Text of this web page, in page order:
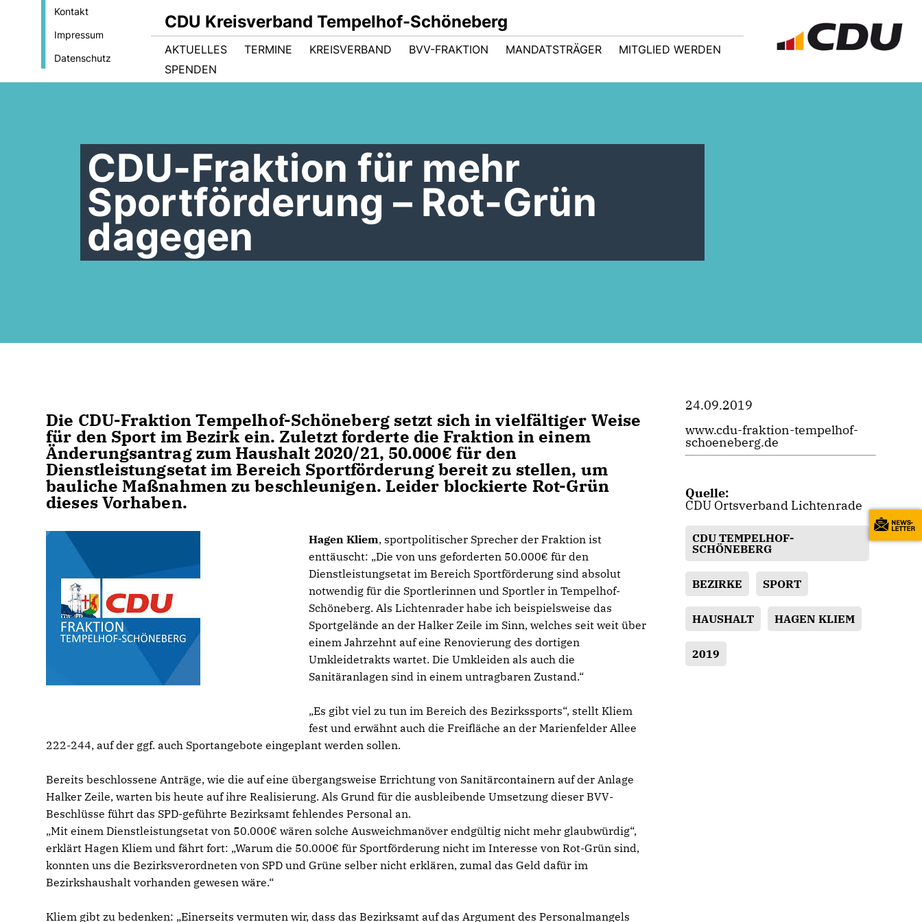
Kontakt
Impressum
Datenschutz
CDU Kreisverband Tempelhof-Schöneberg
AKTUELLES TERMINE KREISVERBAND BVV-FRAKTION MANDATSTRÄGER
MITGLIED WERDEN
SPENDEN
CDU-Fraktion für mehr
Sportförderung – Rot-Grün
dagegen
Die CDU-Fraktion Tempelhof-Schöneberg setzt sich in vielfältiger Weise
für den Sport im Bezirk ein. Zuletzt forderte die Fraktion in einem
Änderungsantrag zum Haushalt 2020/21, 50.000€ für den
Dienstleistungsetat im Bereich Sportförderung bereit zu stellen, um
bauliche Maßnahmen zu beschleunigen. Leider blockierte Rot-Grün
dieses Vorhaben.
Hagen Kliem, sportpolitischer Sprecher der Fraktion ist
enttäuscht: „Die von uns geforderten 50.000€ für den
Dienstleistungsetat im Bereich Sportförderung sind absolut
notwendig für die Sportlerinnen und Sportler in Tempelhof-
Schöneberg. Als Lichtenrader habe ich beispielsweise das
Sportgelände an der Halker Zeile im Sinn, welches seit weit über
einem Jahrzehnt auf eine Renovierung des dortigen
Umkleidetrakts wartet. Die Umkleiden als auch die
Sanitäranlagen sind in einem untragbaren Zustand.“
Es gibt viel zu tun im Bereich des Bezirkssports“, stellt Kliem
fest und erwähnt auch die Freifläche an der Marienfelder Allee
222-244, auf der ggf. auch Sportangebote eingeplant werden sollen.
Bereits beschlossene Anträge, wie die auf eine übergangsweise Errichtung von Sanitärcontainern auf der Anlage
Halker Zeile, warten bis heute auf ihre Realisierung. Als Grund für die ausbleibende Umsetzung dieser BVV-
Beschlüsse führt das SPD-geführte Bezirksamt fehlendes Personal an.
Mit einem Dienstleistungsetat von 50.000€ wären solche Ausweichmanöver endgültig nicht mehr glaubwürdig“,
erklärt Hagen Kliem und fährt fort: „Warum die 50.000€ für Sportförderung nicht im Interesse von Rot-Grün sind,
konnten uns die Bezirksverordneten von SPD und Grüne selber nicht erklären, zumal das Geld dafür im
Bezirkshaushalt vorhanden gewesen wäre.“
Kliem gibt zu bedenken: „Einerseits vermuten wir, dass das Bezirksamt auf das Argument des Personalmangels
24.09.2019
www.cdu-fraktion-tempelhof-
schoeneberg.de
Quelle:
CDU Ortsverband Lichtenrade
CDU TEMPELHOF-
SCHÖNEBERG
BEZIRKE SPORT
HAUSHALT HAGEN KLIEM
2019